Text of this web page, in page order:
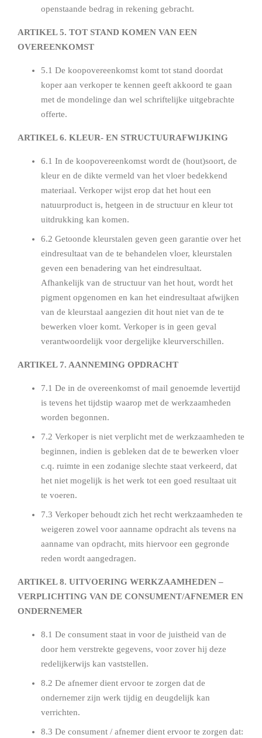
openstaande bedrag in rekening gebracht.
ARTIKEL 5. TOT STAND KOMEN VAN EEN
OVEREENKOMST
5.1 De koopovereenkomst komt tot stand doordat
koper aan verkoper te kennen geeft akkoord te gaan
met de mondelinge dan wel schriftelijke uitgebrachte
offerte.
ARTIKEL 6. KLEUR- EN STRUCTUURAFWIJKING
6.1 In de koopovereenkomst wordt de (hout)soort, de
kleur en de dikte vermeld van het vloer bedekkend
materiaal. Verkoper wijst erop dat het hout een
natuurproduct is, hetgeen in de structuur en kleur tot
uitdrukking kan komen.
6.2 Getoonde kleurstalen geven geen garantie over het
eindresultaat van de te behandelen vloer, kleurstalen
geven een benadering van het eindresultaat.
Afhankelijk van de structuur van het hout, wordt het
pigment opgenomen en kan het eindresultaat afwijken
van de kleurstaal aangezien dit hout niet van de te
bewerken vloer komt. Verkoper is in geen geval
verantwoordelijk voor dergelijke kleurverschillen.
ARTIKEL 7. AANNEMING OPDRACHT
7.1 De in de overeenkomst of mail genoemde levertijd
is tevens het tijdstip waarop met de werkzaamheden
worden begonnen.
7.2 Verkoper is niet verplicht met de werkzaamheden te
beginnen, indien is gebleken dat de te bewerken vloer
c.q. ruimte in een zodanige slechte staat verkeerd, dat
het niet mogelijk is het werk tot een goed resultaat uit
te voeren.
7.3 Verkoper behoudt zich het recht werkzaamheden te
weigeren zowel voor aanname opdracht als tevens na
aanname van opdracht, mits hiervoor een gegronde
reden wordt aangedragen.
ARTIKEL 8. UITVOERING WERKZAAMHEDEN –
VERPLICHTING VAN DE CONSUMENT/AFNEMER EN
ONDERNEMER
8.1 De consument staat in voor de juistheid van de
door hem verstrekte gegevens, voor zover hij deze
redelijkerwijs kan vaststellen.
8.2 De afnemer dient ervoor te zorgen dat de
ondernemer zijn werk tijdig en deugdelijk kan
verrichten.
8.3 De consument / afnemer dient ervoor te zorgen dat: